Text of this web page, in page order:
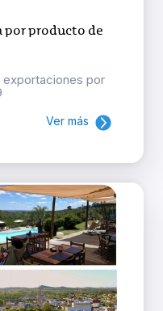
por producto de
por
Ver más